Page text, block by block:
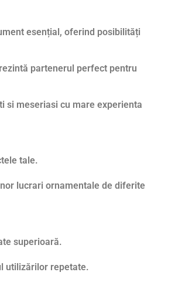
esențial, oferind posibilități
partenerul perfect pentru
si meseriasi cu mare experienta
tale.
lucrari ornamentale de diferite
superioară.
utilizărilor repetate.